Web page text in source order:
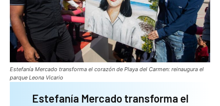
Estefanía Mercado transforma el corazón de Playa del Carmen: reinaugura el
parque Leona Vicario
Estefanía Mercado transforma el